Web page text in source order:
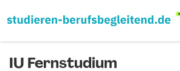
IU Fernstudium